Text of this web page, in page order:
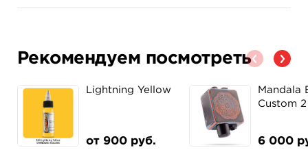
Рекомендуем посмотреть
Lightning Yellow
от 900 руб.
Mandala
Custom 2
6 000